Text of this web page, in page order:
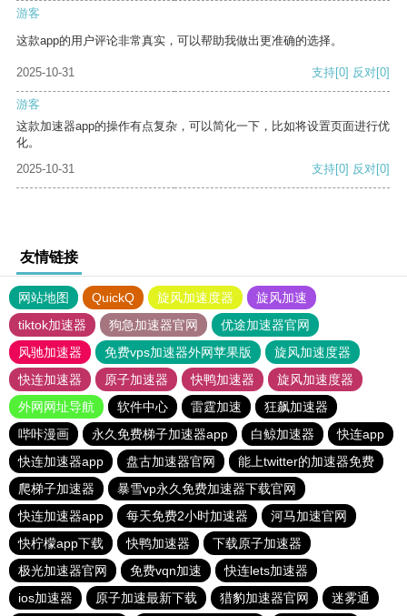
游客
这款app的用户评论非常真实，可以帮助我做出更准确的选择。
2025-10-31 支持[0] 反对[0]
游客
这款加速器app的操作有点复杂，可以简化一下，比如将设置页面进行优
化。
2025-10-31
支持[0] 反对[0]
友情链接
网站地图 QuickQ 旋风加速度器
旋风加速
tiktok加速器
狗急加速器官网
优途加速器官网
风驰加速器
免费vps加速器外网苹果版
旋风加速度器
快连加速器
原子加速器 快鸭加速器
旋风加速度器
外网网址导航
软件中心 雷霆加速
狂飙加速器
哔咔漫画
永久免费梯子加速器app 白鲸加速器
快连app
快连加速器app
盘古加速器官网
能上twitter的加速器免费
爬梯子加速器
暴雪vp永久免费加速器下载官网
快连加速器app
每天免费2小时加速器
河马加速官网
快柠檬app下载
快鸭加速器
下载原子加速器
极光加速器官网
免费vqn加速
快连lets加速器
ios加速器
原子加速最新下载 猎豹加速器官网 迷雾通